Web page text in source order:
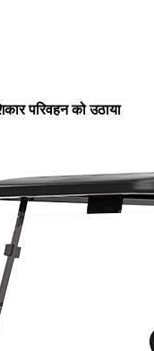
परिवहन को उठाया